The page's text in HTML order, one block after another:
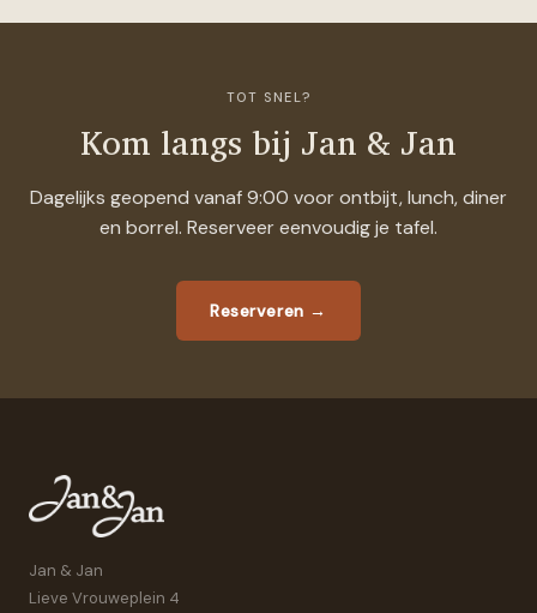
TOT SNEL?
Kom langs bij Jan & Jan
Dagelijks geopend vanaf 9:00 voor ontbijt, lunch, diner
en borrel. Reserveer eenvoudig je tafel.
Reserveren →
Jan & Jan
Lieve Vrouweplein 4